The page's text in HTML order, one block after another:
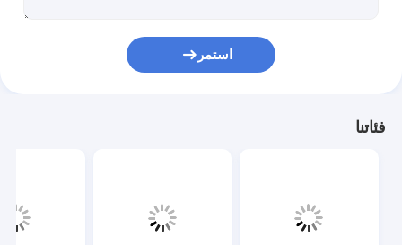
استمر
فئاتنا